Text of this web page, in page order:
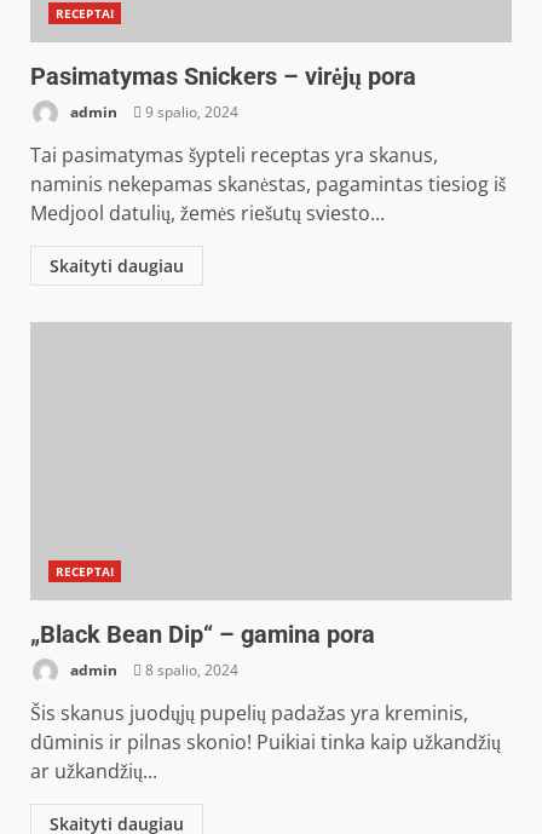
RECEPTAI
Pasimatymas Snickers – virėjų pora
admin 9 spalio, 2024
Tai pasimatymas šypteli receptas yra skanus,
naminis nekepamas skanėstas, pagamintas tiesiog iš
Medjool datulių, žemės riešutų sviesto...
Skaityti daugiau
RECEPTAI
„Black Bean Dip“ – gamina pora
admin 8 spalio, 2024
Šis skanus juodųjų pupelių padažas yra kreminis,
dūminis ir pilnas skonio! Puikiai tinka kaip užkandžių
ar užkandžių...
Skaityti daugiau